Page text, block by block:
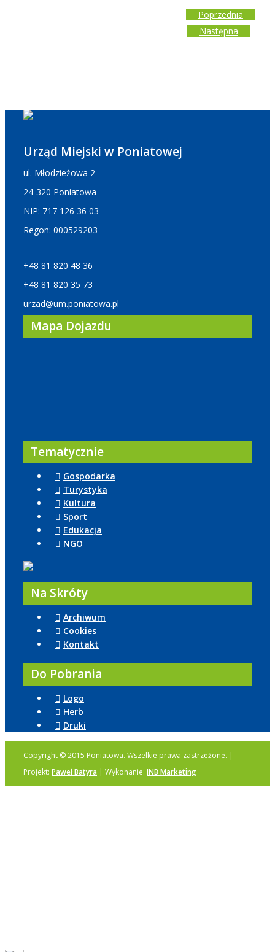
Poprzednia
Następna
Urząd Miejski w Poniatowej
ul. Młodzieżowa 2
24-320 Poniatowa
NIP: 717 126 36 03
Regon: 000529203
+48 81 820 48 36
+48 81 820 35 73
urzad@um.poniatowa.pl
Mapa Dojazdu
Tematycznie
Gospodarka
Turystyka
Kultura
Sport
Edukacja
NGO
Na Skróty
Archiwum
Cookies
Kontakt
Do Pobrania
Logo
Herb
Druki
Copyright © 2015 Poniatowa. Wszelkie prawa zastrzeżone. |
Projekt: Paweł Batyra | Wykonanie: INB Marketing